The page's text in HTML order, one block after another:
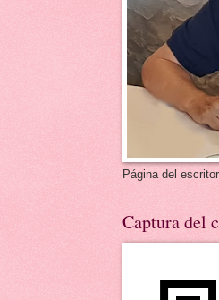
Página del
Captura del